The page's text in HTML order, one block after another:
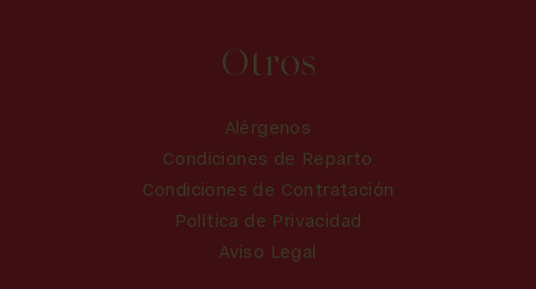
Otros
Alérgenos
Condiciones de Reparto
Condiciones de Contratación
Política de Privacidad
Aviso Legal